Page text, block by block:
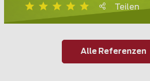
Teilen
Alle Referenzen